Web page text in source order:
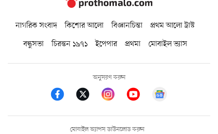
নাগরিক সংবাদ কিশোর আলো বিজ্ঞানচিন্তা
প্রথম আলো ট্রাস্ট
বন্ধুসভা
চিরন্তন ১৯৭১ ইপেপার প্রথমা মোবাইল ভ্যাস
অনুসরণ করুন
মোবাইল অ্যাপস ডাউনলোড করুন